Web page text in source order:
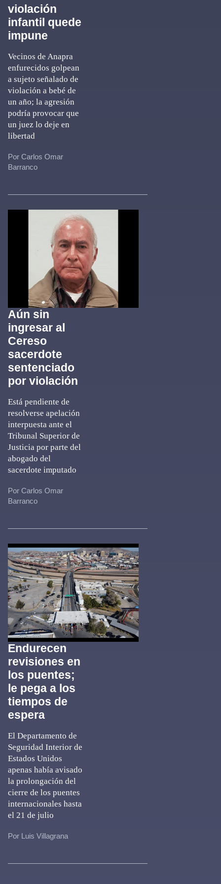
violación
infantil quede
impune
Vecinos de Anapra
enfurecidos golpean
a sujeto señalado de
violación a bebé de
un año; la agresión
podría provocar que
un juez lo deje en
libertad
Por Carlos Omar
Barranco
Aún sin
ingresar al
Cereso
sacerdote
sentenciado
por violación
Está pendiente de
resolverse apelación
interpuesta ante el
Tribunal Superior de
Justicia por parte del
abogado del
sacerdote imputado
Por Carlos Omar
Barranco
Endurecen
revisiones en
los puentes;
le pega a los
tiempos de
espera
El Departamento de
Seguridad Interior de
Estados Unidos
apenas había avisado
la prolongación del
cierre de los puentes
internacionales hasta
el 21 de julio
Por Luis Villagrana